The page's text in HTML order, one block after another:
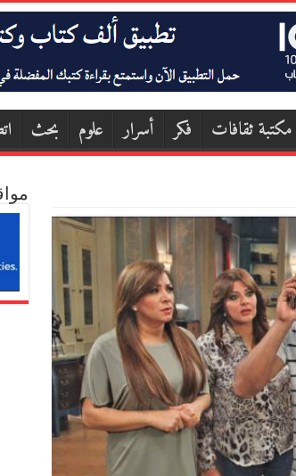
مكتبة ثقافات فكر أسرار علوم بحث